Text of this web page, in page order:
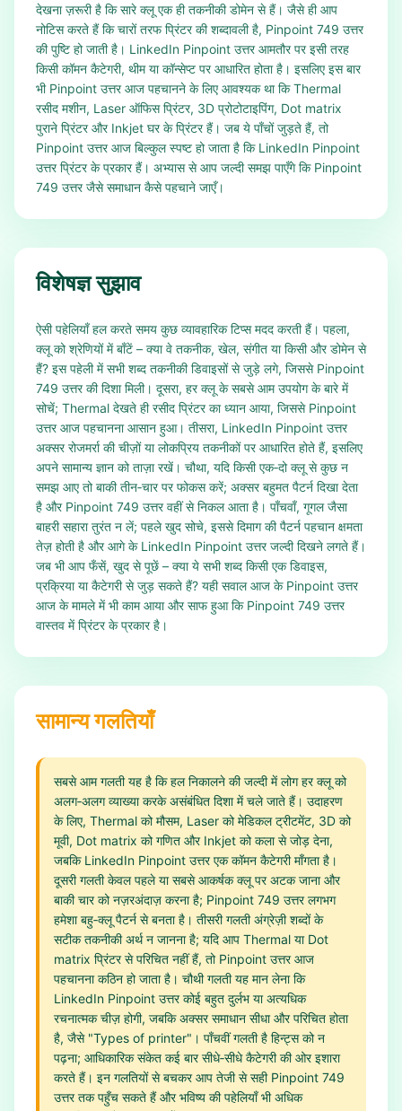
देखना ज़रूरी है कि सारे क्लू एक ही तकनीकी डोमेन से हैं। जैसे ही आप
नोटिस करते हैं कि चारों तरफ प्रिंटर की शब्दावली है, Pinpoint 749 उत्तर
की पुष्टि हो जाती है। LinkedIn Pinpoint उत्तर आमतौर पर इसी तरह
किसी कॉमन कैटेगरी, थीम या कॉन्सेप्ट पर आधारित होता है। इसलिए इस बार
भी Pinpoint उत्तर आज पहचानने के लिए आवश्यक था कि Thermal
रसीद मशीन, Laser ऑफिस प्रिंटर, 3D प्रोटोटाइपिंग, Dot matrix
पुराने प्रिंटर और Inkjet घर के प्रिंटर हैं। जब ये पाँचों जुड़ते हैं, तो
Pinpoint उत्तर आज बिल्कुल स्पष्ट हो जाता है कि LinkedIn Pinpoint
उत्तर प्रिंटर के प्रकार हैं। अभ्यास से आप जल्दी समझ पाएँगे कि Pinpoint
749 उत्तर जैसे समाधान कैसे पहचाने जाएँ।
विशेषज्ञ सुझाव
ऐसी पहेलियाँ हल करते समय कुछ व्यावहारिक टिप्स मदद करती हैं। पहला,
क्लू को श्रेणियों में बाँटें – क्या वे तकनीक, खेल, संगीत या किसी और डोमेन से
हैं? इस पहेली में सभी शब्द तकनीकी डिवाइसों से जुड़े लगे, जिससे Pinpoint
749 उत्तर की दिशा मिली। दूसरा, हर क्लू के सबसे आम उपयोग के बारे में
सोचें; Thermal देखते ही रसीद प्रिंटर का ध्यान आया, जिससे Pinpoint
उत्तर आज पहचानना आसान हुआ। तीसरा, LinkedIn Pinpoint उत्तर
अक्सर रोजमर्रा की चीज़ों या लोकप्रिय तकनीकों पर आधारित होते हैं, इसलिए
अपने सामान्य ज्ञान को ताज़ा रखें। चौथा, यदि किसी एक‑दो क्लू से कुछ न
समझ आए तो बाकी तीन‑चार पर फोकस करें; अक्सर बहुमत पैटर्न दिखा देता
है और Pinpoint 749 उत्तर वहीं से निकल आता है। पाँचवाँ, गूगल जैसा
बाहरी सहारा तुरंत न लें; पहले खुद सोचे, इससे दिमाग की पैटर्न पहचान क्षमता
तेज़ होती है और आगे के LinkedIn Pinpoint उत्तर जल्दी दिखने लगते हैं।
जब भी आप फँसें, खुद से पूछें – क्या ये सभी शब्द किसी एक डिवाइस,
प्रक्रिया या कैटेगरी से जुड़ सकते हैं? यही सवाल आज के Pinpoint उत्तर
आज के मामले में भी काम आया और साफ हुआ कि Pinpoint 749 उत्तर
वास्तव में प्रिंटर के प्रकार है।
सामान्य गलतियाँ
सबसे आम गलती यह है कि हल निकालने की जल्दी में लोग हर क्लू को
अलग‑अलग व्याख्या करके असंबंधित दिशा में चले जाते हैं। उदाहरण
के लिए, Thermal को मौसम, Laser को मेडिकल ट्रीटमेंट, 3D को
मूवी, Dot matrix को गणित और Inkjet को कला से जोड़ देना,
जबकि LinkedIn Pinpoint उत्तर एक कॉमन कैटेगरी माँगता है।
दूसरी गलती केवल पहले या सबसे आकर्षक क्लू पर अटक जाना और
बाकी चार को नज़रअंदाज़ करना है; Pinpoint 749 उत्तर लगभग
हमेशा बहु‑क्लू पैटर्न से बनता है। तीसरी गलती अंग्रेज़ी शब्दों के
सटीक तकनीकी अर्थ न जानना है; यदि आप Thermal या Dot
matrix प्रिंटर से परिचित नहीं हैं, तो Pinpoint उत्तर आज
पहचानना कठिन हो जाता है। चौथी गलती यह मान लेना कि
LinkedIn Pinpoint उत्तर कोई बहुत दुर्लभ या अत्यधिक
रचनात्मक चीज़ होगी, जबकि अक्सर समाधान सीधा और परिचित होता
है, जैसे "Types of printer"। पाँचवीं गलती है हिन्ट्स को न
पढ़ना; आधिकारिक संकेत कई बार सीधे‑सीधे कैटेगरी की ओर इशारा
करते हैं। इन गलतियों से बचकर आप तेजी से सही Pinpoint 749
उत्तर तक पहुँच सकते हैं और भविष्य की पहेलियाँ भी अधिक